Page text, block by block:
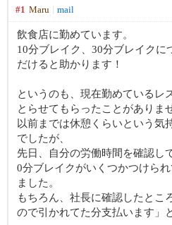
#1 Maru mail
飲食店に勤めています。
10分ブレイク、30分ブレイクに
だけると助かります！
というのも、現在勤めているレ
とらせてもらったことがありま
以前までは休憩くらいという気
でしたが、
先日、自分の労働時間を確認し
0分ブレイクがいくつかつけら
ました。
もちろん、社長に確認したとこ
ので引かれてた分支払います」